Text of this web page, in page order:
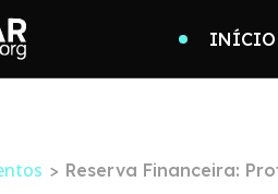
INÍCIO
> Reserva Financeira: